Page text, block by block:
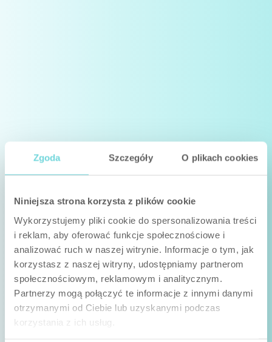
Zgoda Szczegóły O plikach cookies
Niniejsza strona korzysta z plików cookie
Wykorzystujemy pliki cookie do spersonalizowania treści
i reklam, aby oferować funkcje społecznościowe i
analizować ruch w naszej witrynie. Informacje o tym, jak
korzystasz z naszej witryny, udostępniamy partnerom
społecznościowym, reklamowym i analitycznym.
Partnerzy mogą połączyć te informacje z innymi danymi
otrzymanymi od Ciebie lub uzyskanymi podczas
korzystania z ich usług.